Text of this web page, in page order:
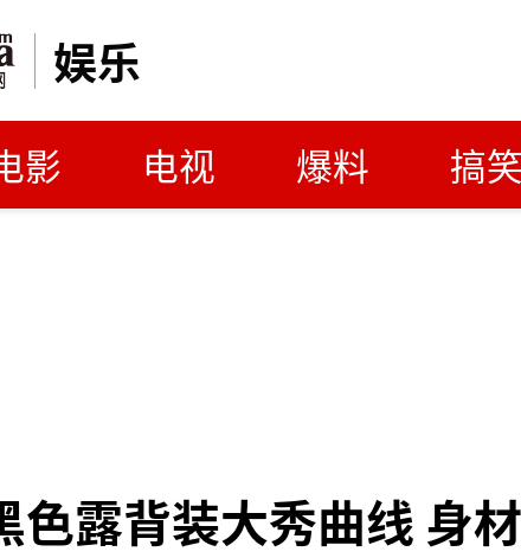
娱乐
影 电视 爆料 搞
色露背装大秀曲线 身